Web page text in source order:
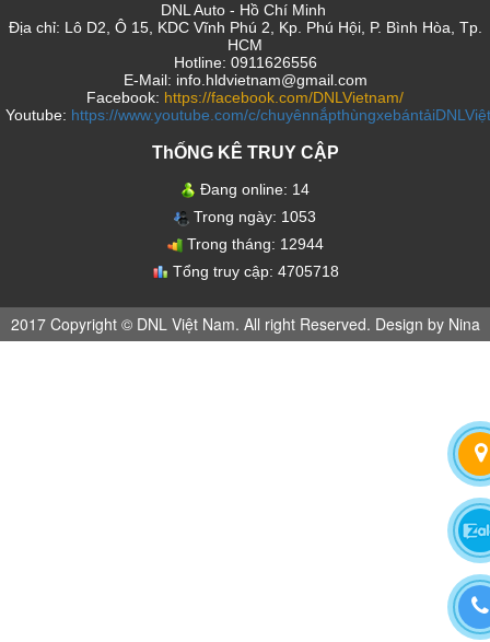
DNL Auto - Hồ Chí Minh
Địa chỉ: Lô D2, Ô 15, KDC Vĩnh Phú 2, Kp. Phú Hội, P. Bình Hòa, Tp.
HCM
Hotline: 0911626556
E-Mail: info.hldvietnam@gmail.com
Facebook: https://facebook.com/DNLVietnam/
Youtube: https://www.youtube.com/c/
ThỐNG KÊ TRUY CẬP
Đang online: 14
Trong ngày: 1053
Trong tháng: 12944
Tổng truy cập: 4705718
2017 Copyright © DNL Việt Nam. All right Reserved. Design by Nina